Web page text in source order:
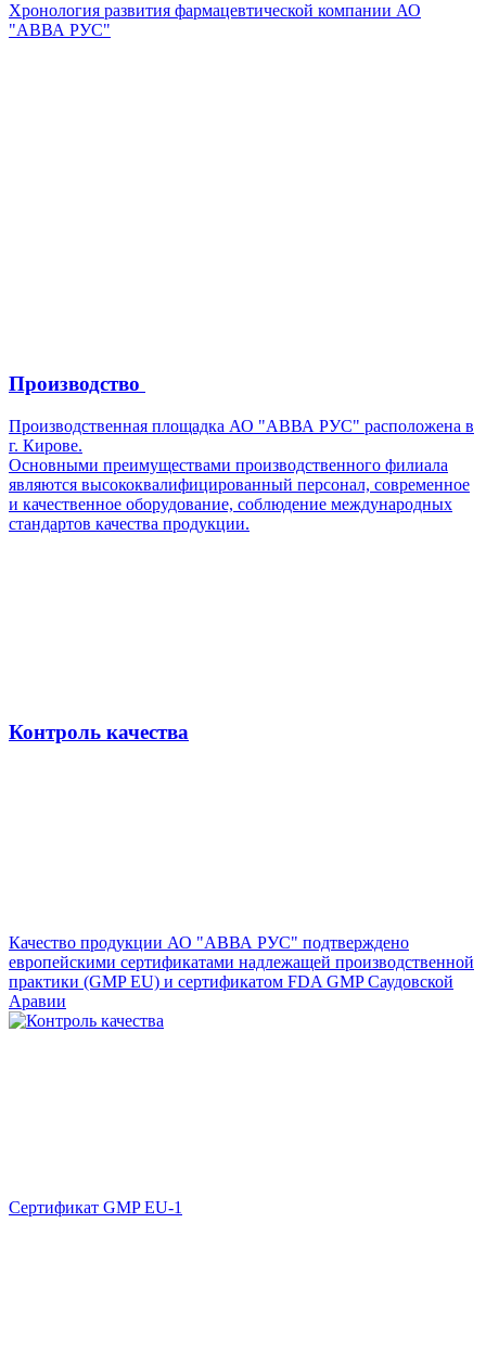
Хронология развития фармацевтической компании АО
"АВВА РУС"
Производство
Производственная площадка АО "АВВА РУС" расположена в
г. Кирове.
Основными преимуществами производственного филиала
являются высококвалифицированный персонал, современное
и качественное оборудование, соблюдение международных
стандартов качества продукции.
Контроль качества
Качество продукции АО "АВВА РУС" подтверждено
европейскими сертификатами надлежащей производственной
практики (GMP EU) и сертификатом FDA GMP Саудовской
Аравии
Сертификат GMP EU-1